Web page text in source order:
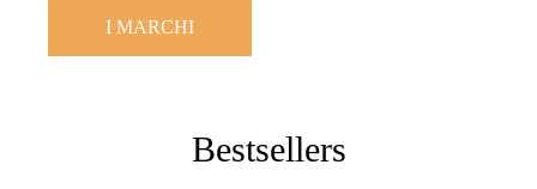
I MARCHI
Bestsellers